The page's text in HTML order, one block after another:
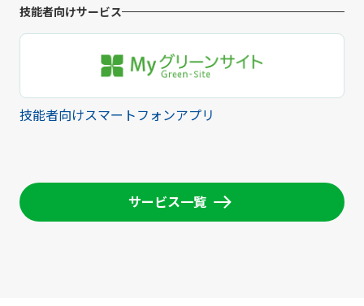
技能者向けサービス
技能者向けスマートフォンアプリ
サービス一覧